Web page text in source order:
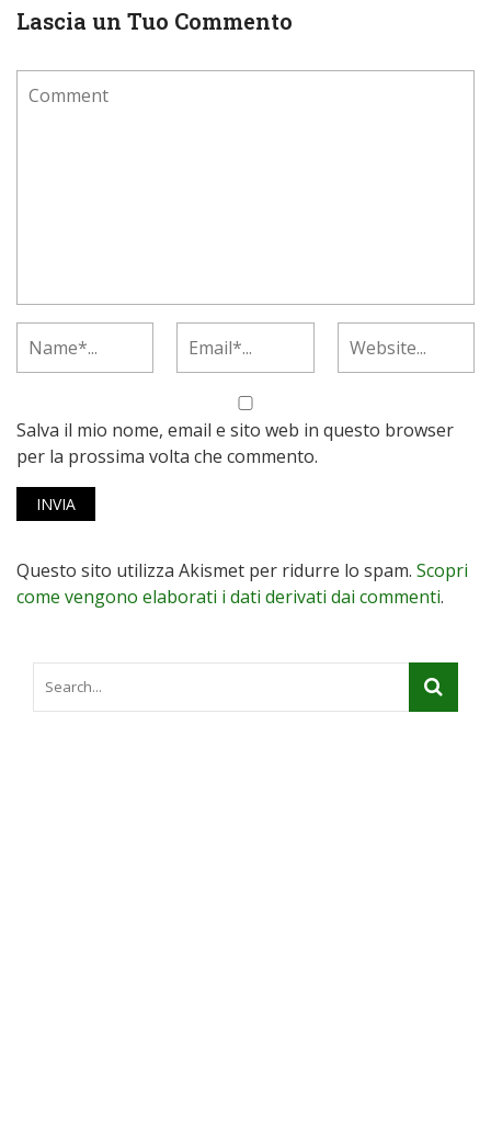
Lascia un Tuo Commento
Salva il mio nome, email e sito web in questo browser
per la prossima volta che commento.
Questo sito utilizza Akismet per ridurre lo spam. Scopri
come vengono elaborati i dati derivati dai commenti.